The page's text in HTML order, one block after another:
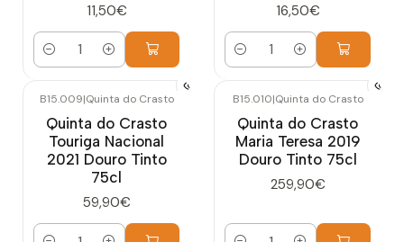
11,50€
Quantidade
16,50€
Quantidade
B15.009|Quinta do Crasto
Quinta do Crasto
Touriga Nacional
2021 Douro Tinto
75cl
59,90€
B15.010|Quinta do Crasto
Quinta do Crasto
Maria Teresa 2019
Douro Tinto 75cl
259,90€